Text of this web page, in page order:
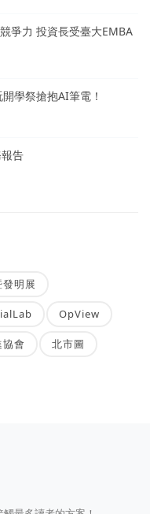
爭力 投資長受臺大EMBA
學祭搶抱AI筆電！
告
明展
OpView
會 北市圖